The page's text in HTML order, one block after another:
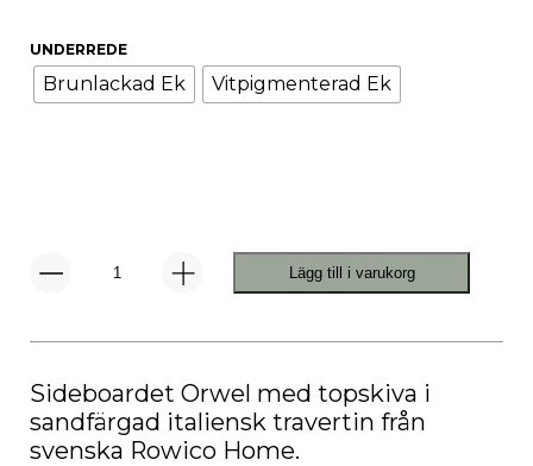
UNDERREDE
Brunlackad Ek Vitpigmenterad Ek
Orwel
Lägg till i varukorg
Sideboardet Orwel med topskiva i
sandfärgad italiensk travertin från
svenska Rowico Home.